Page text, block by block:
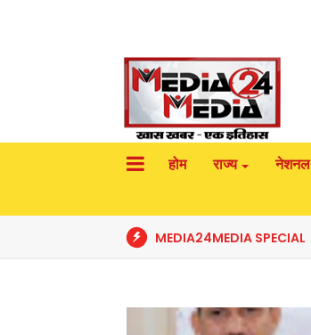
होम राज्य नेशनल
MEDIA24MEDIA SPECIAL